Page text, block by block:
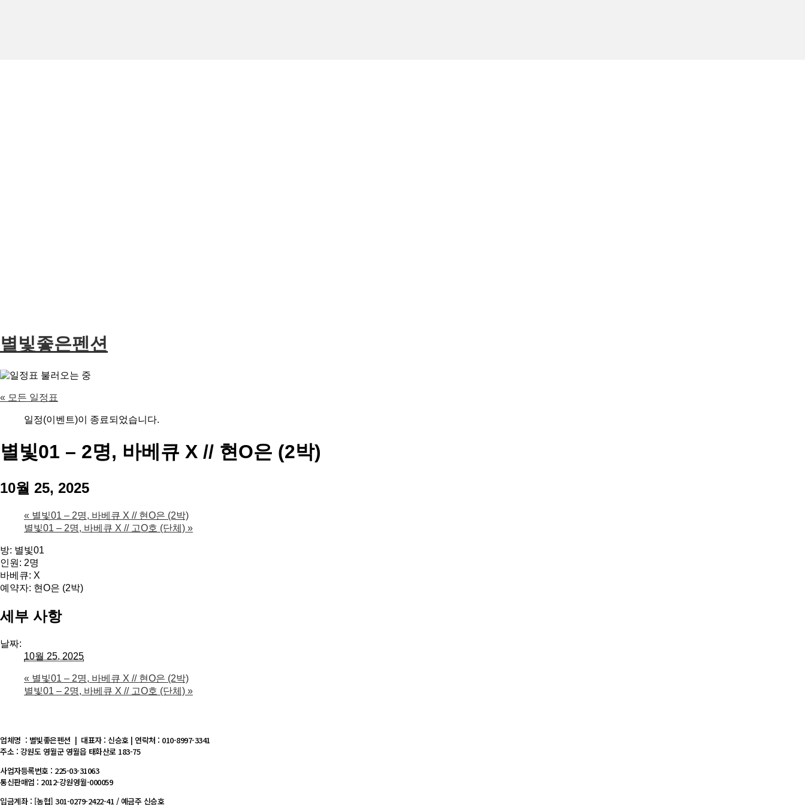
별빛좋은펜션
« 모든 일정표
일정(이벤트)이 종료되었습니다.
별빛01 – 2명, 바베큐 X // 현O은 (2박)
10월 25, 2025
« 별빛01 – 2명, 바베큐 X // 현O은 (2박)
별빛01 – 2명, 바베큐 X // 고O호 (단체) »
방: 별빛01
인원: 2명
바베큐: X
예약자: 현O은 (2박)
세부 사항
날짜:
10월 25, 2025
« 별빛01 – 2명, 바베큐 X // 현O은 (2박)
별빛01 – 2명, 바베큐 X // 고O호 (단체) »
업체명 : 별빛좋은펜션 | 대표자 : 신승호 | 연락처 : 010-8997-3341
주소 : 강원도 영월군 영월읍 태화산로 183-75
사업자등록번호 : 225-03-31063
통신판매업 : 2012-강원영월-000059
입금계좌 : [농협] 301-0279-2422-41 / 예금주 신승호